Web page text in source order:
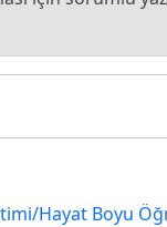
Hayat Boyu